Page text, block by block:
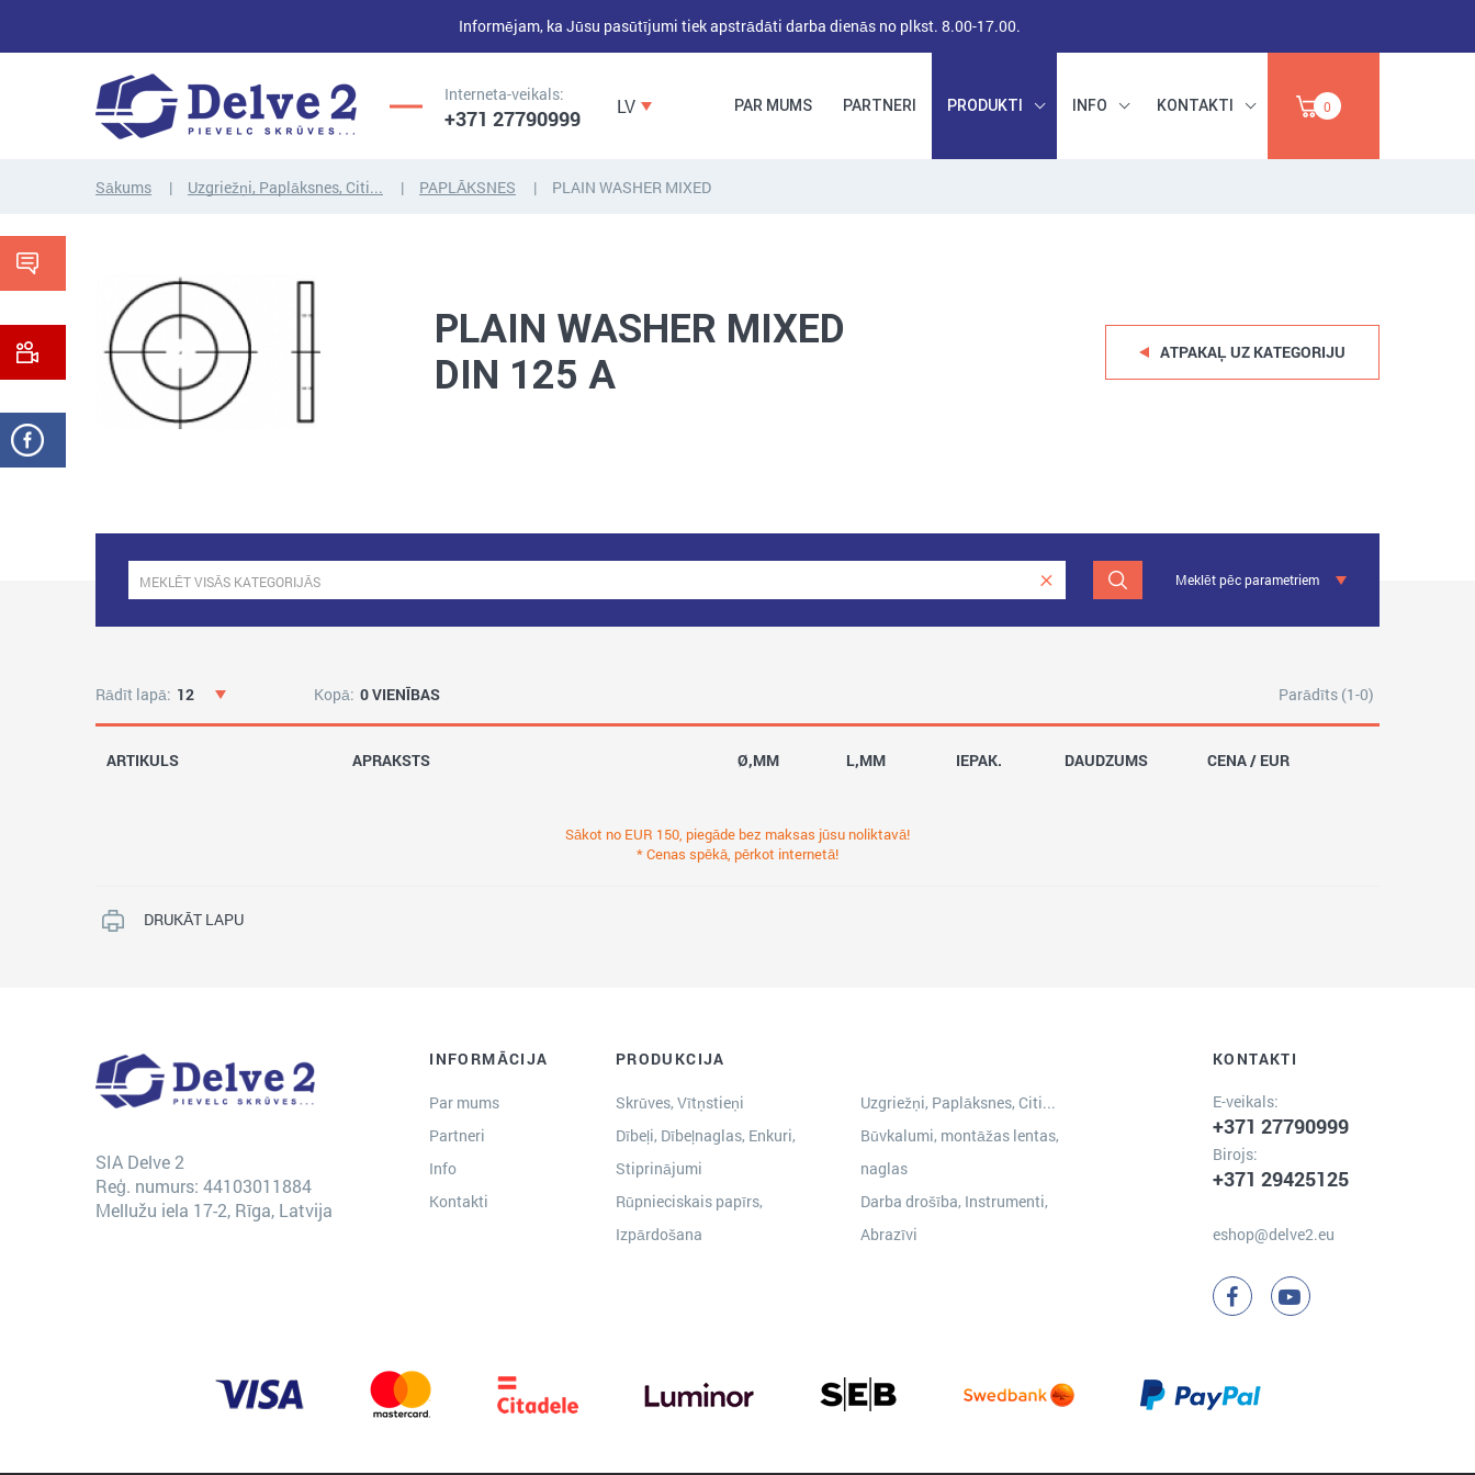
Informējam, ka Jūsu pasūtījumi tiek apstrādāti darba dienās no plkst. 8.00-17.00.
Interneta-veikals:
+371 27790999 LV PAR MUMS PARTNERI PRODUKTI
SKRŪVES,
VĪTŅSTIEŅI
INFO KONTAKTI 0
Sākums Uzgriežņi, Paplāksnes, Citi... PAPLĀKSNES PLAIN WASHER MIXED
PLAIN WASHER MIXED
DIN 125 A
ATPAKAĻ UZ KATEGORIJU
Meklēt pēc parametriem
Rādīt lapā: 12 Kopā: 0 VIENĪBAS Parādīts (1-0)
ARTIKULS APRAKSTS Ø,MM L,MM IEPAK. DAUDZUMS CENA / EUR
Sākot no EUR 150, piegāde bez maksas jūsu noliktavā!
* Cenas spēkā, pērkot internetā!
DRUKĀT LAPU
SIA Delve 2
Reģ. numurs: 44103011884
Mellužu iela 17-2, Rīga, Latvija
INFORMĀCIJA
Par mums
Partneri
Info
Kontakti
PRODUKCIJA
Skrūves, Vītņstieņi
Uzgriežņi, Paplāksnes, Citi...
Dībeļi, Dībeļnaglas, Enkuri,
Stiprinājumi
Būvkalumi, montāžas lentas,
naglas
Rūpnieciskais papīrs,
Izpārdošana
Darba drošība, Instrumenti,
Abrazīvi
KONTAKTI
E-veikals:
+371 27790999
Birojs:
+371 29425125
eshop@delve2.eu